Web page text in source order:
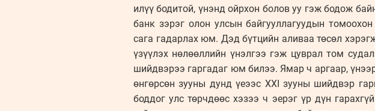
илүү бодитой, үнэнд ойрхон болов уу гэж бодож
банк зэрэг олон улсын байгууллагуудын
сага гадарлах юм. Дэд бүтцийн аливаа төсөл
үзүүлэх нөлөөллийн үнэлгээ гэж цуврал том
шийдвэрээ гаргадаг юм билээ. Ямар ч аргаар,
өнгөрсөн зууны дунд үеээс XXI зууны шийдвэр
боддог улс төрчдөөс хэзээ ч эерэг үр дүн